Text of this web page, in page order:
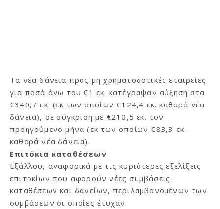
Τα νέα δάνεια προς μη χρηματοδοτικές εταιρείες
για ποσά άνω του €1 εκ. κατέγραψαν αύξηση στα
€340,7 εκ. (εκ των οποίων €124,4 εκ. καθαρά νέα
δάνεια), σε σύγκριση με €210,5 εκ. τον
προηγούμενο μήνα (εκ των οποίων €83,3 εκ.
καθαρά νέα δάνεια).
Επιτόκια καταθέσεων
Εξάλλου, αναφορικά με τις κυριότερες εξελίξεις
επιτοκίων που αφορούν νέες συμβάσεις
καταθέσεων και δανείων, περιλαμβανομένων των
συμβάσεων οι οποίες έτυχαν